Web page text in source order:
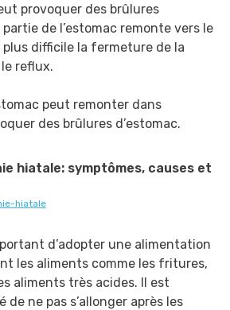
provoquer des brûlures
partie de l’estomac remonte vers le
difficile la fermeture de la
reflux.
peut remonter dans
des brûlures d’estomac.
hiatale: symptômes, causes et
hiatale
d’adopter une alimentation
les aliments comme les fritures,
aliments très acides. Il est
de ne pas s’allonger après les